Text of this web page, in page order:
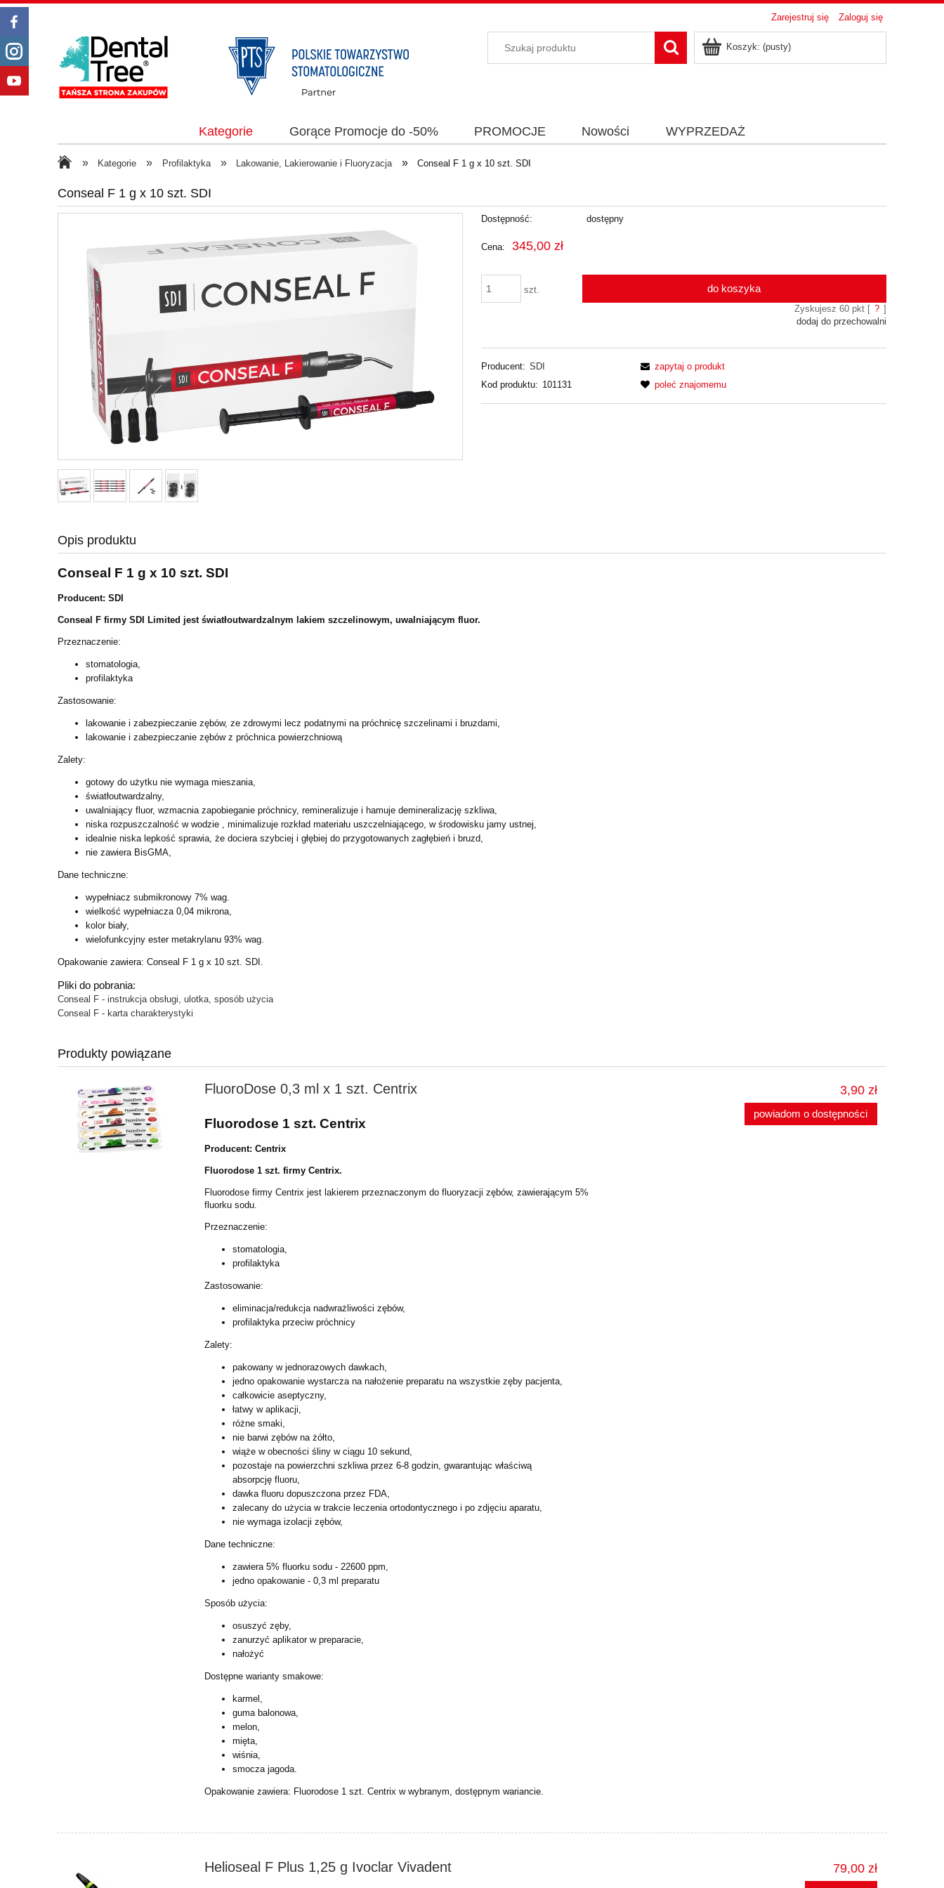
Zarejestruj się Zaloguj się
Koszyk: (pusty)
Kategorie Gorące Promocje do -50% PROMOCJE Nowości WYPRZEDAŻ
» Kategorie » Profilaktyka » Lakowanie, Lakierowanie i Fluoryzacja » Conseal F 1 g x 10 szt. SDI
Conseal F 1 g x 10 szt. SDI
Dostępność: dostępny
Cena: 345,00 zł
szt. do koszyka
Zyskujesz 60pkt [ ? ]
dodaj do przechowalni
Producent: SDI
Kod produktu: 101131
zapytaj o produkt
poleć znajomemu
Opis produktu
Conseal F 1 g x 10 szt. SDI
Producent: SDI
Conseal F firmy SDI Limited jest światłoutwardzalnym lakiem szczelinowym, uwalniającym fluor.
Przeznaczenie:
stomatologia,
profilaktyka
Zastosowanie:
lakowanie i zabezpieczanie zębów, ze zdrowymi lecz podatnymi na próchnicę szczelinami i bruzdami,
lakowanie i zabezpieczanie zębów z próchnica powierzchniową
Zalety:
gotowy do użytku nie wymaga mieszania,
światłoutwardzalny,
uwalniający fluor, wzmacnia zapobieganie próchnicy, remineralizuje i hamuje demineralizację szkliwa,
niska rozpuszczalność w wodzie , minimalizuje rozkład materiału uszczelniającego, w środowisku jamy ustnej,
idealnie niska lepkość sprawia, że dociera szybciej i głębiej do przygotowanych zagłębień i bruzd,
nie zawiera BisGMA,
Dane techniczne:
wypełniacz submikronowy 7% wag.
wielkość wypełniacza 0,04 mikrona,
kolor biały,
wielofunkcyjny ester metakrylanu 93% wag.
Opakowanie zawiera: Conseal F 1 g x 10 szt. SDI.
Pliki do pobrania:
Conseal F - instrukcja obsługi, ulotka, sposób użycia
Conseal F - karta charakterystyki
Produkty powiązane
FluoroDose 0,3 ml x 1 szt. Centrix
Fluorodose 1 szt. Centrix
Producent: Centrix
Fluorodose 1 szt. firmy Centrix.
Fluorodose firmy Centrix jest lakierem przeznaczonym do fluoryzacji zębów, zawierającym 5%
fluorku sodu.
Przeznaczenie:
stomatologia,
profilaktyka
Zastosowanie:
eliminacja/redukcja nadwrażliwości zębów,
profilaktyka przeciw próchnicy
Zalety:
pakowany w jednorazowych dawkach,
jedno opakowanie wystarcza na nałożenie preparatu na wszystkie zęby pacjenta,
całkowicie aseptyczny,
łatwy w aplikacji,
różne smaki,
nie barwi zębów na żółto,
wiąże w obecności śliny w ciągu 10 sekund,
pozostaje na powierzchni szkliwa przez 6-8 godzin, gwarantując właściwą
absorpcjęfluoru,
dawka fluoru dopuszczona przez FDA,
zalecany do użycia w trakcie leczenia ortodontycznego i po zdjęciu aparatu,
nie wymaga izolacji zębów,
Dane techniczne:
zawiera 5% fluorku sodu - 22600 ppm,
jedno opakowanie - 0,3 ml preparatu
Sposób użycia:
osuszyć zęby,
zanurzyć aplikator w preparacie,
nałożyć
Dostępne warianty smakowe:
karmel,
guma balonowa,
melon,
mięta,
wiśnia,
smocza jagoda.
Opakowanie zawiera: Fluorodose 1 szt. Centrix w wybranym, dostępnym wariancie.
3,90 zł
powiadom o dostępności
Helioseal F Plus 1,25 g Ivoclar Vivadent 79,00 zł